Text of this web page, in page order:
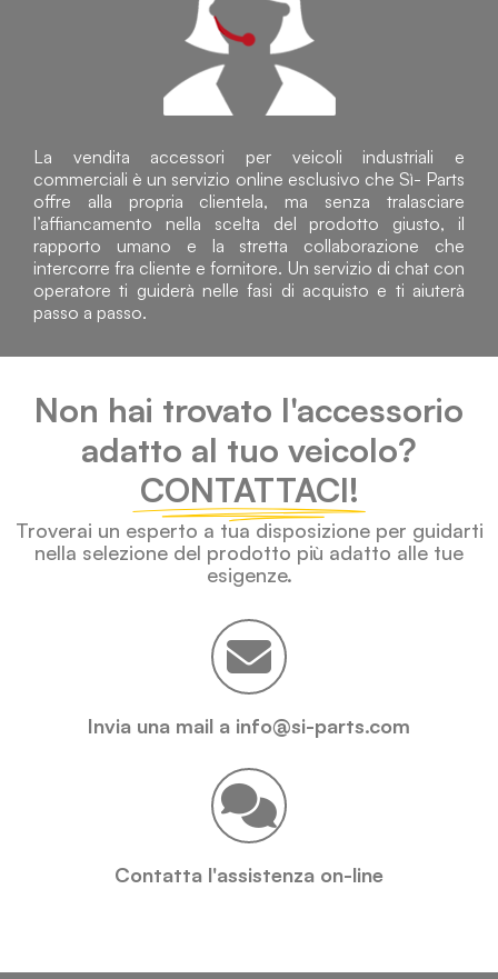
La vendita accessori per veicoli industriali e
commerciali è un servizio online esclusivo che Sì- Parts
offre alla propria clientela, ma senza tralasciare
l’affiancamento nella scelta del prodotto giusto, il
rapporto umano e la stretta collaborazione che
intercorre fra cliente e fornitore. Un servizio di chat con
operatore ti guiderà nelle fasi di acquisto e ti aiuterà
passo a passo.
Non hai trovato l'accessorio
adatto al tuo veicolo?
CONTATTACI!
Troverai un esperto a tua disposizione per guidarti
nella selezione del prodotto più adatto alle tue
esigenze.
Invia una mail a info@si-parts.com
Contatta l'assistenza on-line